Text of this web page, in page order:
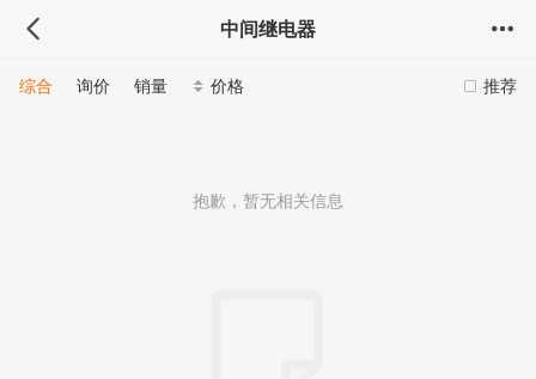
中间继电器
推荐
综合 询价 销量 价格
抱歉，暂无相关信息